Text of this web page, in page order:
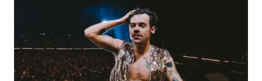
3xTe
Interviste